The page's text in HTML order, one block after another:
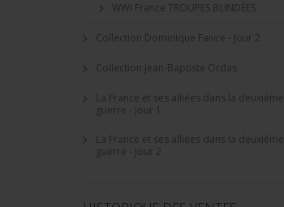
WWI France TROUPES BLINDÉES
Collection Dominique Faivre - Jour 2
Collection Jean-Baptiste Ordas
La France et ses alliées dans la deuxième
guerre - Jour 1
La France et ses alliées dans la deuxième
guerre - Jour 2